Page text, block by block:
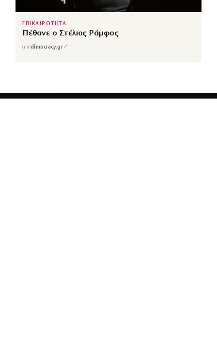
ΕΠΙΚΑΙΡΟΤΗΤΑ
Πέθανε ο Στέλιος Ράμφος
απόdimocracy.gr↗